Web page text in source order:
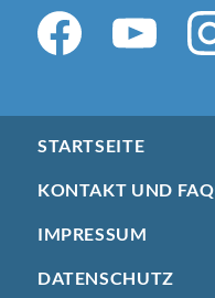
STARTSEITE
KONTAKT UND FAQ
IMPRESSUM
DATENSCHUTZ